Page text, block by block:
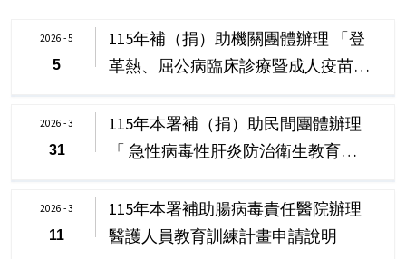
115年補（捐）助機關團體辦理 「登
革熱、屈公病臨床診療暨成人疫苗接
2026 - 5
5
115年本署補（捐）助民間團體辦理
「 急性病毒性肝炎防治衛生教育暨
2026 - 3
31
115年本署補助腸病毒責任醫院辦理
醫護人員教育訓練計畫申請說明
2026 - 3
11